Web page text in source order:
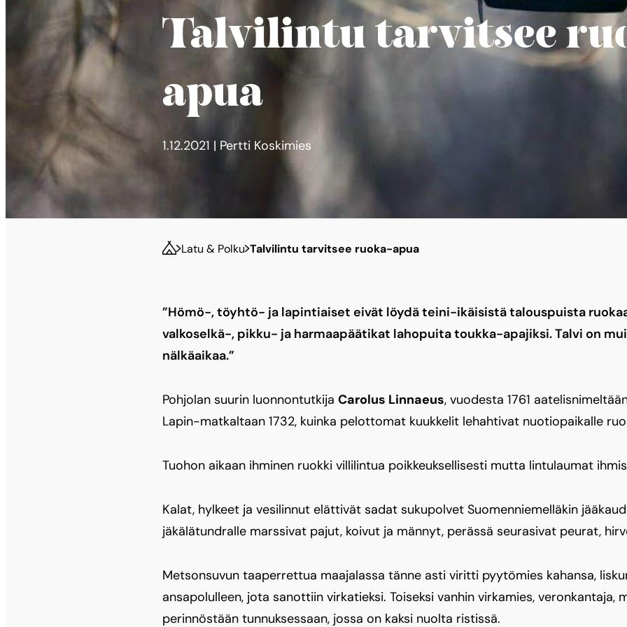
Talvilintu tarvitsee
apua
1.12.2021 | Pertti Koskimies
Latu & Polku Talvilintu tarvitsee ruoka-apua
”Hömö-, töyhtö- ja lapintiaiset eivät löydä teini-ikäisistä talouspuista
valkoselkä-, pikku- ja harmaapäätikat lahopuita toukka-apajiksi. Talvi on
nälkäaikaa.”
Pohjolan suurin luonnontutkija Carolus Linnaeus, vuodesta 1761
Lapin-matkaltaan 1732, kuinka pelottomat kuukkelit lehahtivat nuotiopaikalle
Tuohon aikaan ihminen ruokki villilintua poikkeuksellisesti mutta lintulaumat
Kalat, hylkeet ja vesilinnut elättivät sadat sukupolvet Suomenniemelläkin
jäkälätundralle marssivat pajut, koivut ja männyt, perässä seurasivat peurat,
Metsonsuvun taaperrettua maajalassa tänne asti viritti pyytömies kahansa,
ansapolulleen, jota sanottiin virkatieksi. Toiseksi vanhin virkamies, veronkantaja,
perinnöstään tunnuksessaan, jossa on kaksi nuolta ristissä.